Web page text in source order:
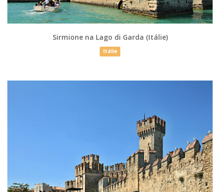
Sirmione na Lago di Garda (Itálie)
Itálie